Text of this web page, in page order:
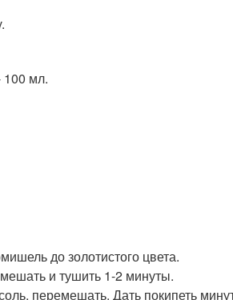
100 мл.
до золотистого цвета.
и тушить 1-2 минуты.
перемешать. Дать покипеть